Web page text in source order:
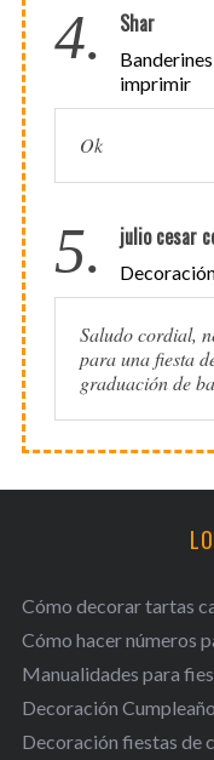
4. Shar
imprimir
Ok
5. julio cesar
Saludo cordial,
para una fiesta
graduación de
Cómo decorar tartas
Cómo hacer números
Manualidades para
Decoración
Decoración fiestas de